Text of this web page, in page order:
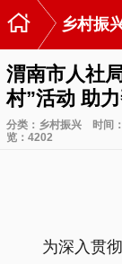
 乡村振
渭南市人社
村”活动 助
分类： 乡村振兴 时间
览： 4202
为深入贯